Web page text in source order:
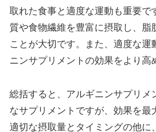
取れた食事と適度な運動も重要で
質や食物繊維を豊富に摂取し、脂
ことが大切です。また、適度な運
ニンサプリメントの効果をより高
総括すると、アルギニンサプリメ
なサプリメントですが、効果を最
適切な摂取量とタイミングの他に